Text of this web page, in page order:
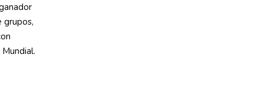
grupos,